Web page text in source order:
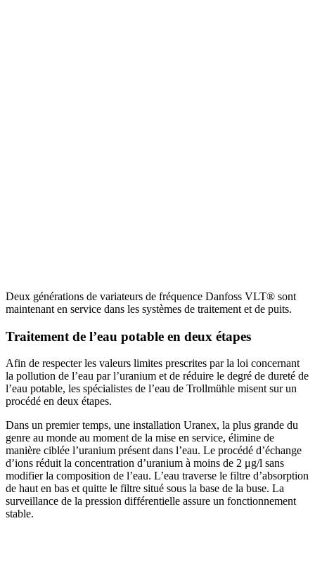
Deux générations de variateurs de fréquence Danfoss VLT® sont
maintenant en service dans les systèmes de traitement et de puits.
Traitement de l’eau potable en deux étapes
Afin de respecter les valeurs limites prescrites par la loi concernant
la pollution de l’eau par l’uranium et de réduire le degré de dureté de
l’eau potable, les spécialistes de l’eau de Trollmühle misent sur un
procédé en deux étapes.
Dans un premier temps, une installation Uranex, la plus grande du
genre au monde au moment de la mise en service, élimine de
manière ciblée l’uranium présent dans l’eau. Le procédé d’échange
d’ions réduit la concentration d’uranium à moins de 2 μg/l sans
modifier la composition de l’eau. L’eau traverse le filtre d’absorption
de haut en bas et quitte le filtre situé sous la base de la buse. La
surveillance de la pression différentielle assure un fonctionnement
stable.